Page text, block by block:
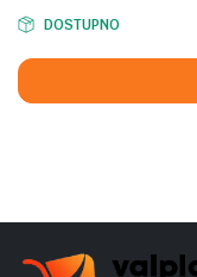
DOSTUPNO